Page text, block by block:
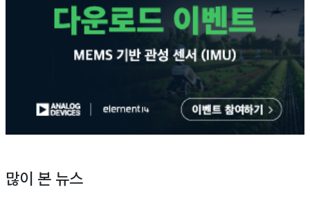
많이 본 뉴스